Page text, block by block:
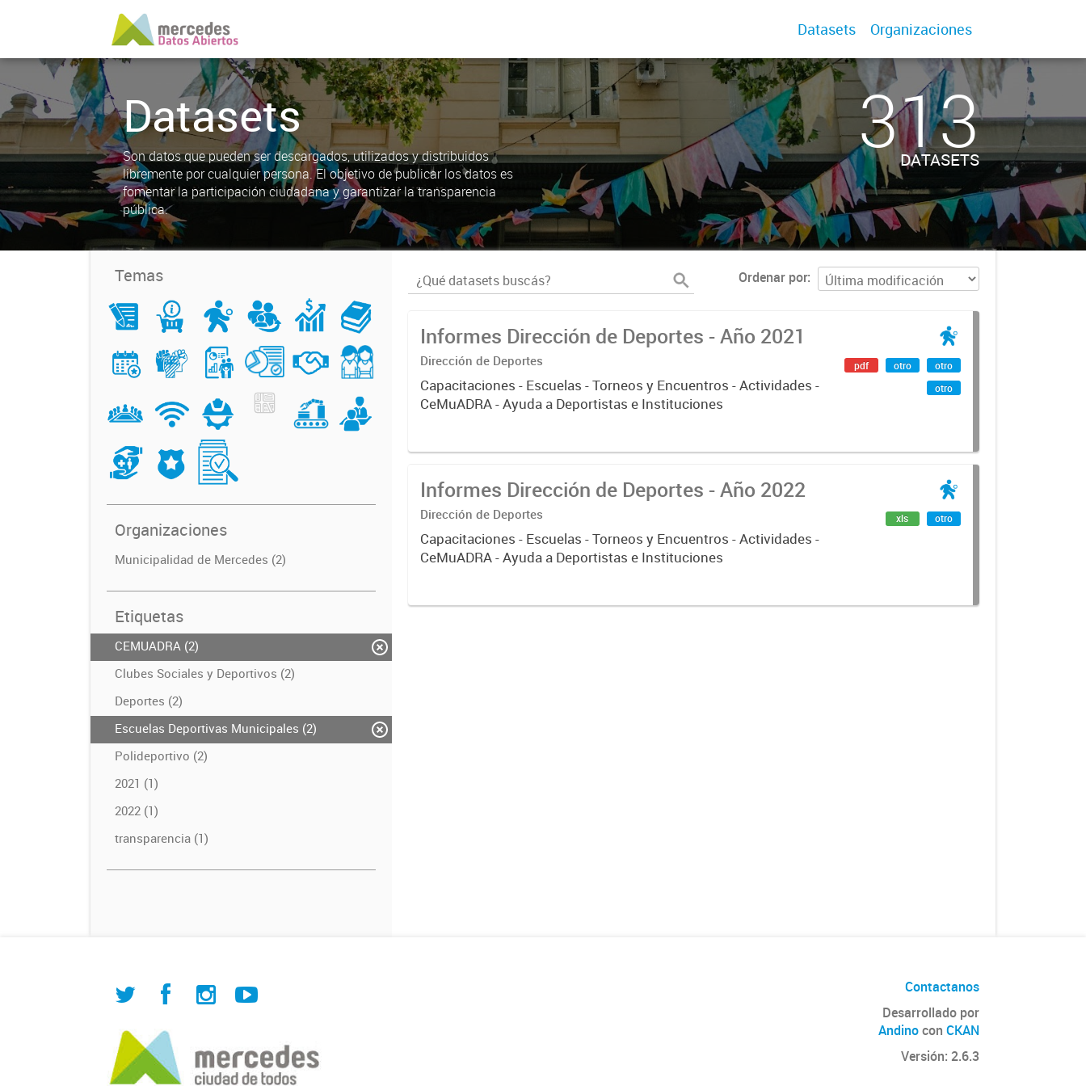
Datasets Organizaciones
Datasets
Son datos que pueden ser descargados, utilizados y distribuidos
libremente por cualquier persona. El objetivo de publicar los datos es
fomentar la participación ciudadana y garantizar la transparencia
pública.
313
DATASETS
Temas
Organizaciones
Municipalidad de Mercedes (2)
Etiquetas
CEMUADRA (2)
Clubes Sociales y Deportivos (2)
Deportes (2)
Escuelas Deportivas Municipales (2)
Polideportivo (2)
2021 (1)
2022 (1)
transparencia (1)
Ordenar por
Informes Dirección de Deportes - Año 2021
Dirección de Deportes
Capacitaciones - Escuelas - Torneos y Encuentros - Actividades -
CeMuADRA - Ayuda a Deportistas e Instituciones
pdf otro
otro
otro
Informes Dirección de Deportes - Año 2022
Dirección de Deportes
Capacitaciones - Escuelas - Torneos y Encuentros - Actividades -
CeMuADRA - Ayuda a Deportistas e Instituciones
xls otro
Contactanos
Desarrollado por
Andinocon CKAN
Versión: 2.6.3